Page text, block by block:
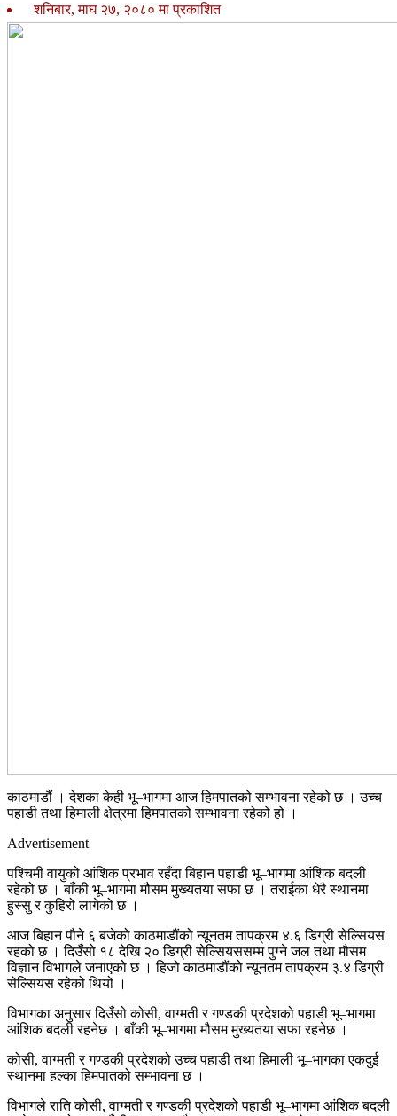
शनिबार, माघ २७, २०८० मा प्रकाशित
काठमाडौं । देशका केही भू–भागमा आज हिमपातको सम्भावना रहेको छ । उच्च
पहाडी तथा हिमाली क्षेत्रमा हिमपातको सम्भावना रहेको हो ।
Advertisement
पश्चिमी वायुको आंशिक प्रभाव रहँदा बिहान पहाडी भू–भागमा आंशिक बदली
रहेको छ । बाँकी भू–भागमा मौसम मुख्यतया सफा छ । तराईका धेरै स्थानमा
हुस्सु र कुहिरो लागेको छ ।
आज बिहान पौने ६ बजेको काठमाडौंको न्यूनतम तापक्रम ४.६ डिग्री सेल्सियस
रहको छ । दिउँसो १८ देखि २० डिग्री सेल्सियससम्म पुग्ने जल तथा मौसम
विज्ञान विभागले जनाएको छ । हिजो काठमाडौंको न्यूनतम तापक्रम ३.४ डिग्री
सेल्सियस रहेको थियो ।
विभागका अनुसार दिउँसो कोसी, वाग्मती र गण्डकी प्रदेशको पहाडी भू–भागमा
आंशिक बदली रहनेछ । बाँकी भू–भागमा मौसम मुख्यतया सफा रहनेछ ।
कोसी, वाग्मती र गण्डकी प्रदेशको उच्च पहाडी तथा हिमाली भू–भागका एकदुई
स्थानमा हल्का हिमपातको सम्भावना छ ।
विभागले राति कोसी, वाग्मती र गण्डकी प्रदेशको पहाडी भू–भागमा आंशिक बदली